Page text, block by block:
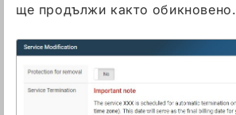
ще продължи както обикновено.